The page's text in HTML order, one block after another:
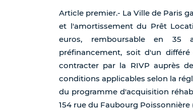
Article premier.- La Ville de Paris
et l'amortissement du Prêt
euros, remboursable en 35
préfinancement, soit d'un
contracter par la RIVP auprès
conditions applicables selon la
du programme d'acquisition
154 rue du Faubourg Poissonnière